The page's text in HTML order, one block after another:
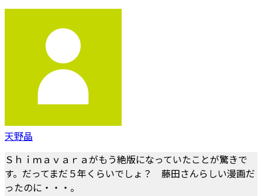
天野晶
Ｓｈｉｍａｖａｒａがもう絶版になっていたことが驚きで
す。だってまだ５年くらいでしょ？ 藤田さんらしい漫画だ
ったのに・・・。